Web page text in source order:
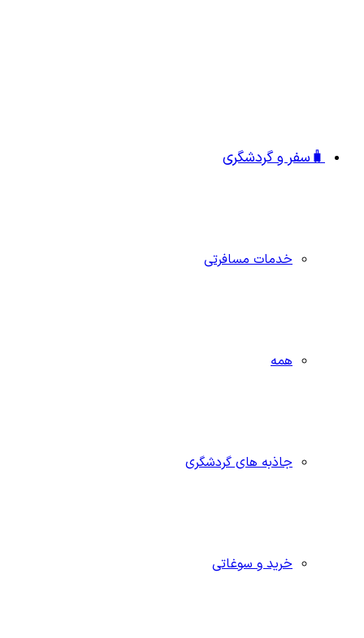
🧳سفر و گردشگری
خدمات مسافرتی
همه
جاذبه‌ های گردشگری
خرید و سوغاتی